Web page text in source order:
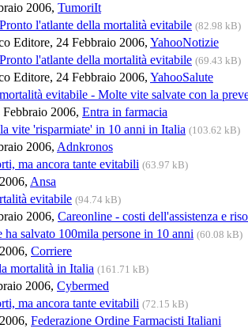
2006, TumoriIt
l'atlante della mortalità evitabile (82.98 kB)
Editore, 24 Febbraio 2006, YahooNotizie
l'atlante della mortalità evitabile (69.43 kB)
Editore, 24 Febbraio 2006, YahooSalute
evitabile - Molte vite salvate con la
2006, Entra in farmacia
vite 'risparmiate' in 10 anni in Italia (103.62 kB)
2006, Adnkronos
ma ancora tante evitabili (63.97 kB)
Ansa
evitabile (94.74 kB)
2006, Careonline - costi dell'assistenza e
ha salvato 100mila persone in 10 anni (60.08 kB)
Corriere
mortalità in Italia (161.71 kB)
2006, Cybermed
ma ancora tante evitabili (72.15 kB)
Federazione Ordine Farmacisti Italiani